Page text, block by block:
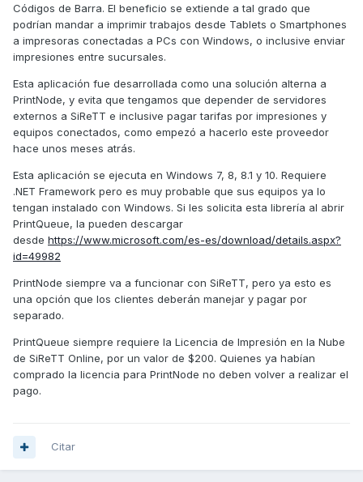
Códigos de Barra. El beneficio se extiende a tal grado que
podrían mandar a imprimir trabajos desde Tablets o Smartphones
a impresoras conectadas a PCs con Windows, o inclusive enviar
impresiones entre sucursales.
Esta aplicación fue desarrollada como una solución alterna a
PrintNode, y evita que tengamos que depender de servidores
externos a SiReTT e inclusive pagar tarifas por impresiones y
equipos conectados, como empezó a hacerlo este proveedor
hace unos meses atrás.
Esta aplicación se ejecuta en Windows 7, 8, 8.1 y 10. Requiere
.NET Framework pero es muy probable que sus equipos ya lo
tengan instalado con Windows. Si les solicita esta librería al abrir
PrintQueue, la pueden descargar
desde https://www.microsoft.com/es-es/download/details.aspx?
id=49982
PrintNode siempre va a funcionar con SiReTT, pero ya esto es
una opción que los clientes deberán manejar y pagar por
separado.
PrintQueue siempre requiere la Licencia de Impresión en la Nube
de SiReTT Online, por un valor de $200. Quienes ya habían
comprado la licencia para PrintNode no deben volver a realizar el
pago.
Citar